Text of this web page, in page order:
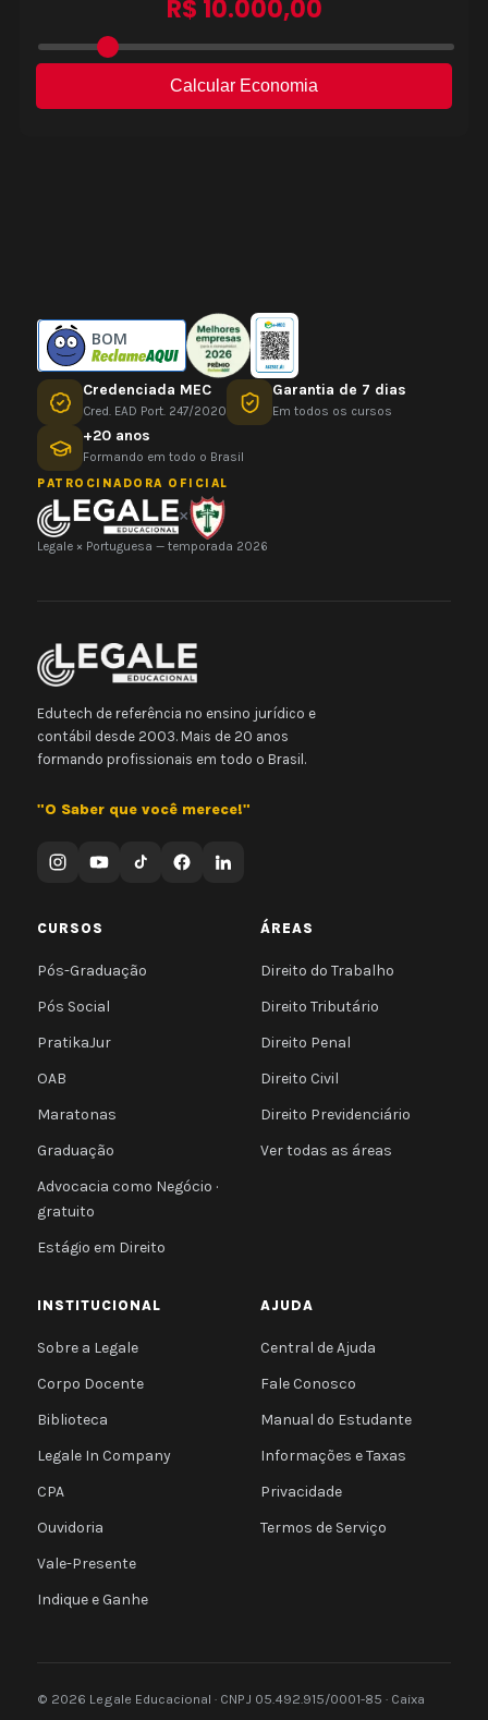
BOM
Credenciada MEC
Cred. EAD Port. 247/2020
Garantia de 7 dias
Em todos os cursos
+20 anos
Formando em todo o Brasil
PATROCINADORA OFICIAL
×
Legale × Portuguesa — temporada 2026
Edutech de referência no ensino jurídico e
contábil desde 2003. Mais de 20 anos
formando profissionais em todo o Brasil.
"O Saber que você merece!"
CURSOS
Pós-Graduação
Pós Social
PratikaJur
OAB
Maratonas
Graduação
Advocacia como Negócio ·
gratuito
Estágio em Direito
ÁREAS
Direito do Trabalho
Direito Tributário
Direito Penal
Direito Civil
Direito Previdenciário
Ver todas as áreas
INSTITUCIONAL
Sobre a Legale
Corpo Docente
Biblioteca
Legale In Company
CPA
Ouvidoria
Vale-Presente
Indique e Ganhe
AJUDA
Central de Ajuda
Fale Conosco
Manual do Estudante
Informações e Taxas
Privacidade
Termos de Serviço
© 2026 Legale Educacional · CNPJ 05.492.915/0001-85 · Caixa